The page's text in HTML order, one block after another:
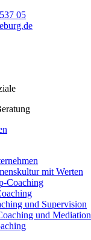
05
mit Werten
Coaching
und Supervision
und Mediation